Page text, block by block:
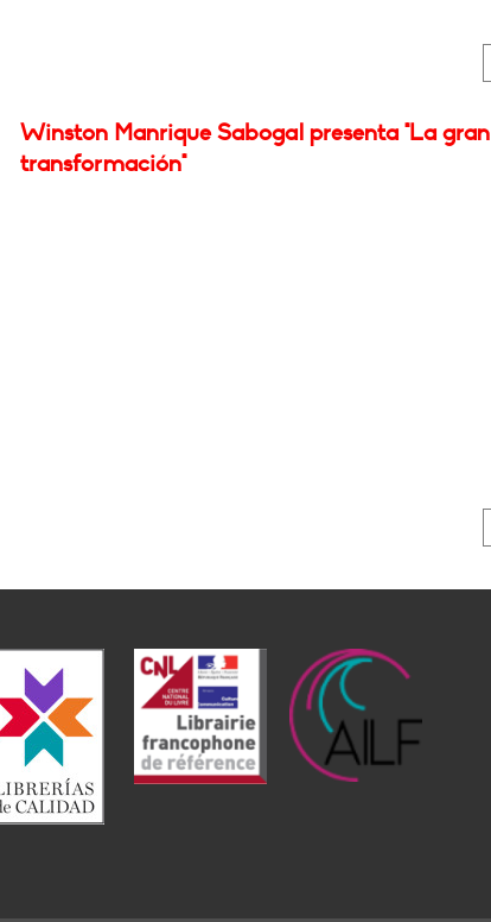
Winston Manrique Sabogal presenta "La gran
transformación"